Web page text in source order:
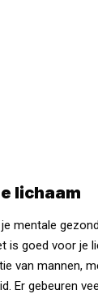
lichaam
mentale
is goed voor je
van mannen,
Er gebeuren